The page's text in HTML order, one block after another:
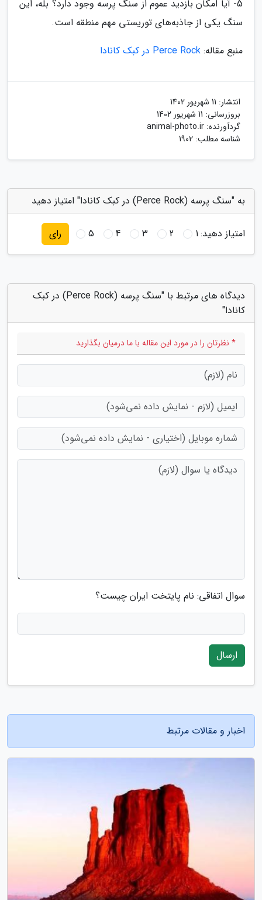
5- آیا امکان بازدید عموم از سنگ پرسه وجود دارد؟ بله، این
سنگ یکی از جاذبه‌های توریستی مهم منطقه است.
منبع مقاله: Perce Rock در کبک کانادا
انتشار: 11 شهریور 1402
بروزرسانی: 11 شهریور 1402
گردآورنده: animal-photo.ir
شناسه مطلب: 1902
به "سنگ پرسه (Perce Rock) در کبک کانادا" امتیاز دهید
امتیاز دهید:1
2
3
4
5 رای
دیدگاه های مرتبط با "سنگ پرسه (Perce Rock) در کبک
کانادا"
* نظرتان را در مورد این مقاله با ما درمیان بگذارید
سوال اتفاقی: نام پایتخت ایران چیست؟
ارسال
اخبار و مقالات مرتبط